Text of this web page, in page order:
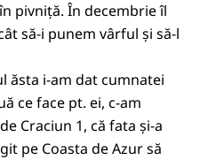
pivniță. În decembrie îl
să-i punem vârful și să-l
ăsta i-am dat cumnatei
ce face pt. ei, c-am
Craciun 1, că fata și-a
pe Coasta de Azur să